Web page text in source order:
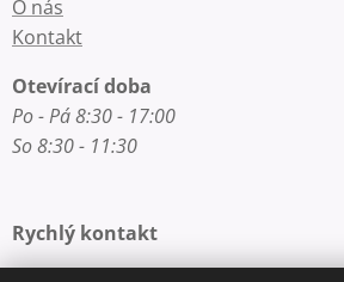
O nás
Kontakt
Otevírací doba
Po - Pá 8:30 - 17:00
So 8:30 - 11:30
Rychlý kontakt